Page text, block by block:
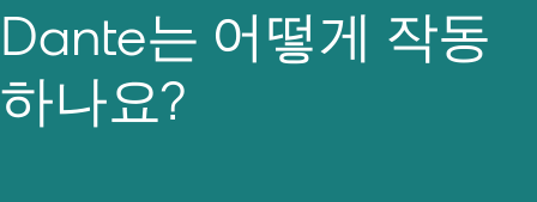
Dante는 어떻게 작동
하나요?